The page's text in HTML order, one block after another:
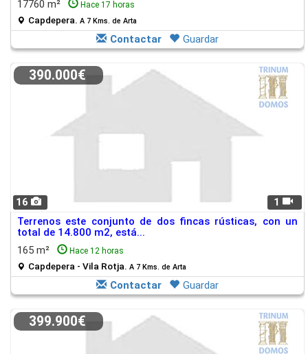
17760 m² Hace 17 horas
Capdepera. A 7 Kms. de Arta
Contactar Guardar
16 1
390.000€
Terrenos este conjunto de dos fincas rústicas, con un
total de 14.800 m2, está...
165 m²
Hace 12 horas
Capdepera - Vila Rotja. A 7 Kms. de Arta
Contactar Guardar
399.900€